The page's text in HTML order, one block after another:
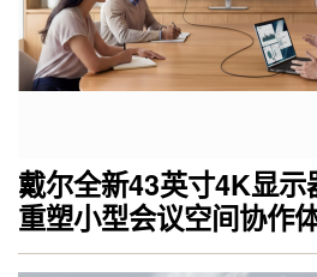
戴尔全新43英寸4K显
重塑小型会议空间协作